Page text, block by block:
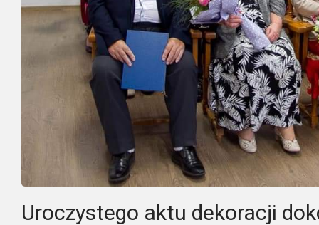
Uroczystego aktu dekoracji